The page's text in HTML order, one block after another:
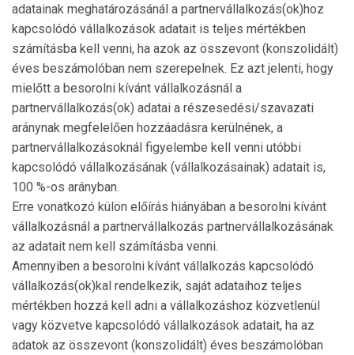
adatainak meghatározásánál a partnervál­lalkozás(ok)hoz
kapcsolódó vállalkozások adatait is teljes mértékben
számításba kell venni, ha azok az összevont (konszolidált)
éves beszámolóban nem szerepelnek. Ez azt jelenti, hogy
mielőtt a besorolni kívánt vállalkozásnál a
partnervállalkozás(ok) adatai a részesedési/szavazati
aránynak megfelelően hozzáadásra kerülnének, a
partnervállalkozásoknál figyelembe kell venni utóbbi
kapcsolódó vállalkozásának (vállalkozásainak) adatait is,
100 %-os arányban.
Erre vonatkozó külön előírás hiányában a besorolni kívánt
vállalkozásnál a partnervállalkozás partner­vállalkozásának
az adatait nem kell számításba venni.
Amennyiben a besorolni kívánt vállalkozás kap­cso­lódó
vállalkozás(ok)kal rendelkezik, saját adataihoz teljes
mértékben hozzá kell adni a vállalkozáshoz közvetlenül
vagy közvetve kapcsolódó vállalkozások adatait, ha az
adatok az összevont (konszolidált) éves beszámolóban